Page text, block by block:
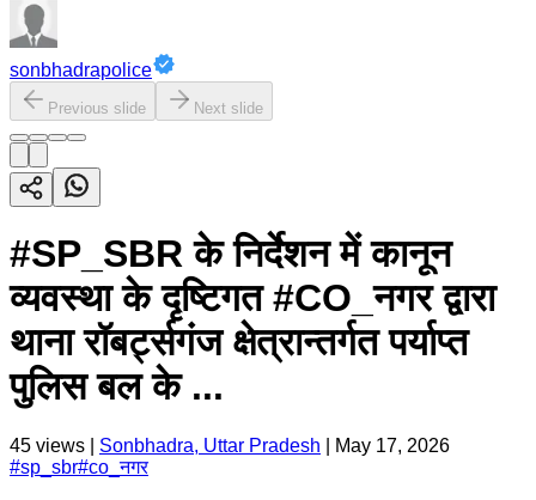
sonbhadrapolice
Previous slide Next slide
#SP_SBR के निर्देशन में कानून
व्यवस्था के दृष्टिगत #CO_नगर द्वारा
थाना रॉबर्ट्सगंज क्षेत्रान्तर्गत पर्याप्त
पुलिस बल के ...
45 views | Sonbhadra, Uttar Pradesh
May 17, 2026
#sp_sbr#co_नगर